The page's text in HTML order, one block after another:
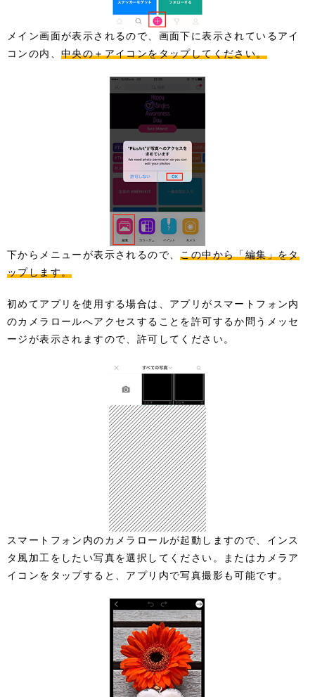
メイン画面が表示されるので、画面下に表示されているアイ
コンの内、 中央の＋アイコンをタップしてください。
下からメニューが表示されるので、この中から「編集」をタ
ップします。
初めてアプリを使用する場合は、アプリがスマートフォン内
のカメラロールへアクセスすることを許可するか問うメッセ
ージが表示されますので、許可してください。
スマートフォン内のカメラロールが起動しますので、インス
タ風加工をしたい写真を選択してください。またはカメラア
イコンをタップすると、アプリ内で写真撮影も可能です。